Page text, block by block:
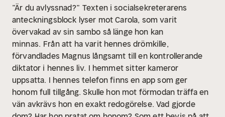
”Är du avlyssnad?” Texten i socialsekreterarens
anteckningsblock lyser mot Carola, som varit
övervakad av sin sambo så länge hon kan
minnas. Från att ha varit hennes drömkille,
förvandlades Magnus långsamt till en kontrollerande
diktator i hennes liv. I hemmet sitter kameror
uppsatta. I hennes telefon finns en app som ger
honom full tillgång. Skulle hon mot förmodan träffa en
vän avkrävs hon en exakt redogörelse. Vad gjorde